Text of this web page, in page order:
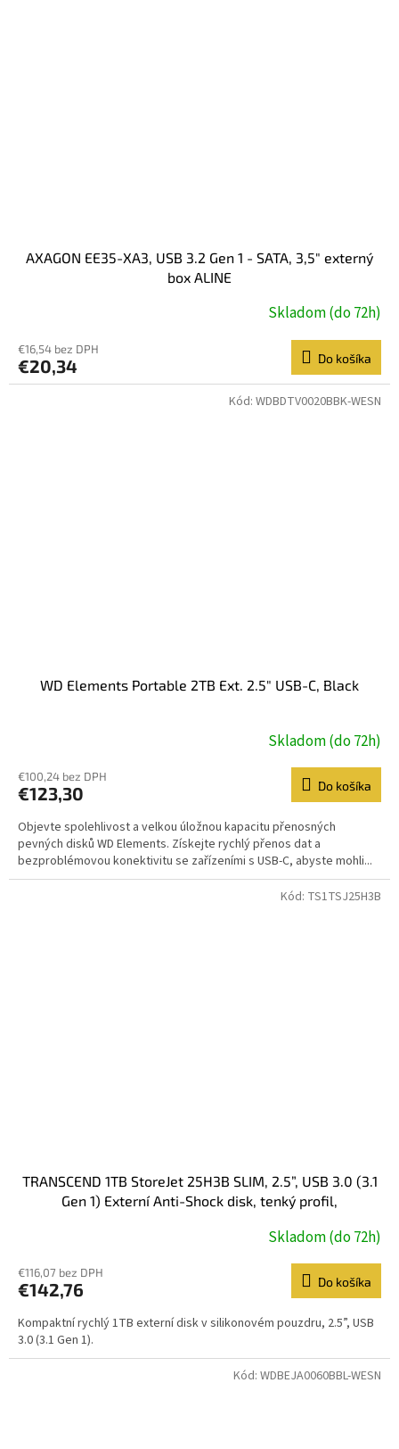
AXAGON EE35-XA3, USB 3.2 Gen 1 - SATA, 3,5" externý
box ALINE
Skladom (do 72h)
€16,54 bez DPH
€20,34 Do košíka
WD Elements Portable 2TB Ext. 2.5" USB-C, Black
Skladom (do 72h)
€100,24 bez DPH
€123,30 Do košíka
Objevte spolehlivost a velkou úložnou kapacitu přenosných
pevných disků WD Elements. Získejte rychlý přenos dat a
bezproblémovou konektivitu se zařízeními s USB-C, abyste mohli...
Kód: WDBDTV0020BBK-WESN
TRANSCEND 1TB StoreJet 25H3B SLIM, 2.5”, USB 3.0 (3.1
Gen 1) Externí Anti-Shock disk, tenký profil,
Skladom (do 72h)
€116,07 bez DPH
€142,76 Do košíka
Kompaktní rychlý 1TB externí disk v silikonovém pouzdru, 2.5”, USB
3.0 (3.1 Gen 1).
Kód: TS1TSJ25H3B
Kód: WDBEJA0060BBL-WESN